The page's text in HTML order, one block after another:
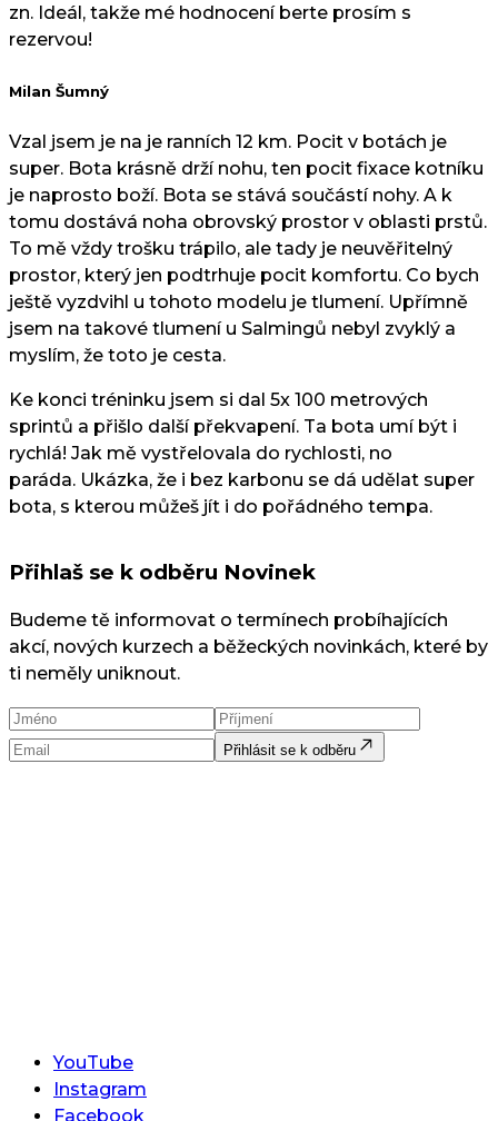
zn. Ideál, takže mé hodnocení berte prosím s
rezervou!
Milan Šumný
Vzal jsem je na je ranních 12 km. Pocit v botách je
super. Bota krásně drží nohu, ten pocit fixace kotníku
je naprosto boží. Bota se stává součástí nohy. A k
tomu dostává noha obrovský prostor v oblasti prstů.
To mě vždy trošku trápilo, ale tady je neuvěřitelný
prostor, který jen podtrhuje pocit komfortu. Co bych
ještě vyzdvihl u tohoto modelu je tlumení. Upřímně
jsem na takové tlumení u Salmingů nebyl zvyklý a
myslím, že toto je cesta.
Ke konci tréninku jsem si dal 5x 100 metrových
sprintů a přišlo další překvapení. Ta bota umí být i
rychlá! Jak mě vystřelovala do rychlosti, no
paráda. Ukázka, že i bez karbonu se dá udělat super
bota, s kterou můžeš jít i do pořádného tempa.
Přihlaš se k odběru Novinek
Budeme tě informovat o termínech probíhajících
akcí, nových kurzech a běžeckých novinkách, které by
ti neměly uniknout.
Přihlásit se k odběru
YouTube
Instagram
Facebook